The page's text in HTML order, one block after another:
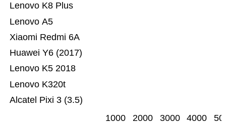
Alcatel Pixi 3 (3.5)
Lenovo K320t
Lenovo K5 2018
Huawei Y6 (2017)
Xiaomi Redmi 6A
Lenovo A5
Lenovo K8 Plus
1000 2000 3000 4000